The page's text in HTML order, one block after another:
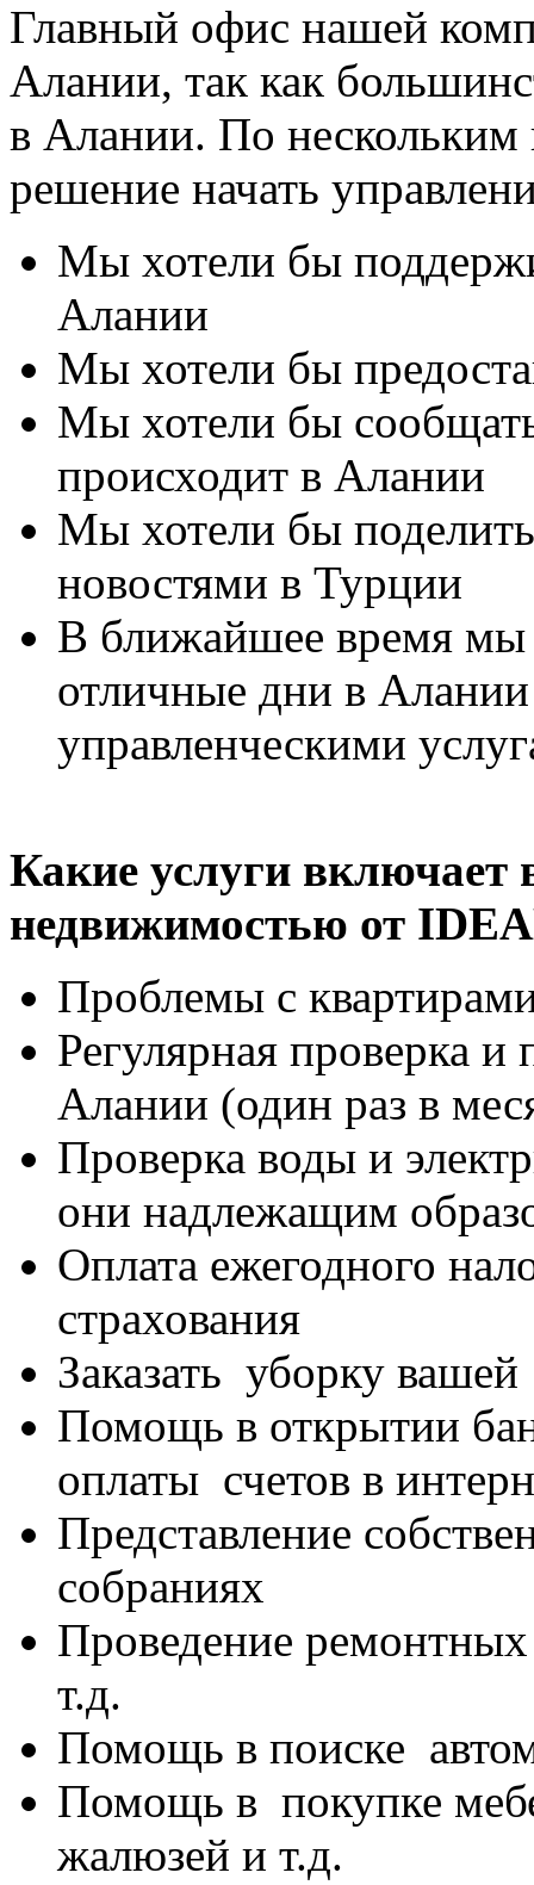
Главный офис нашей
Алании, так как
в Алании. По
решение начать
Мы хотели бы
Алании
Мы хотели бы
Мы хотели бы
происходит в Алании
Мы хотели бы
новостями в Турции
В ближайшее время
отличные дни в
управленческими
Какие услуги включает
недвижимостью от
Проблемы с
Регулярная проверка и
Алании (один раз в
Проверка воды и
они надлежащим
Оплата ежегодного
страхования
Заказать уборку
Помощь в открытии
оплаты счетов в
Представление
собраниях
Проведение ремонтных
т.д.
Помощь в поиске
Помощь в покупке
жалюзей и т.д.